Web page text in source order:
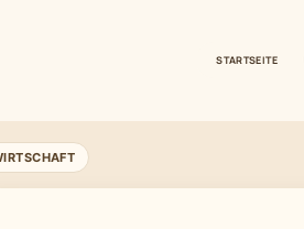
STARTSEITE